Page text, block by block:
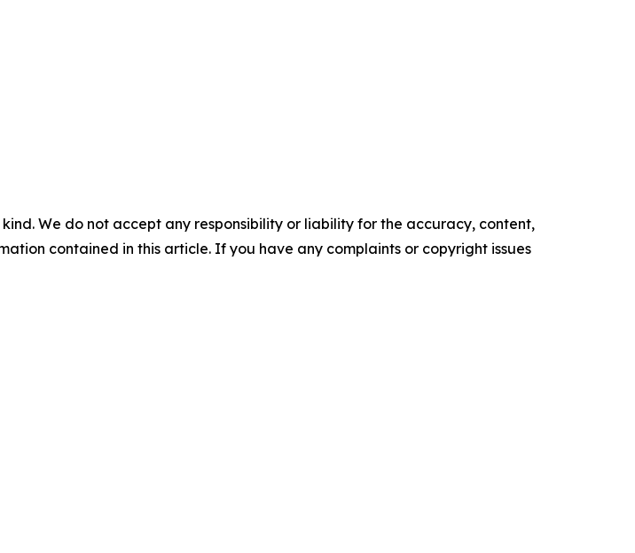
We do not accept any responsibility or liability for the accuracy, content,
contained in this article. If you have any complaints or copyright issues